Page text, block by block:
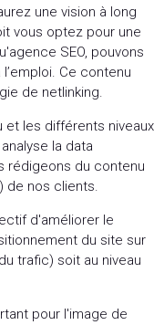
une vision à long
vous optez pour une
SEO, pouvons
Ce contenu
de netlinking.
et les différents niveaux
la data
rédigeons du contenu
de nos clients.
d'améliorer le
du site sur
trafic) soit au niveau
pour l'image de